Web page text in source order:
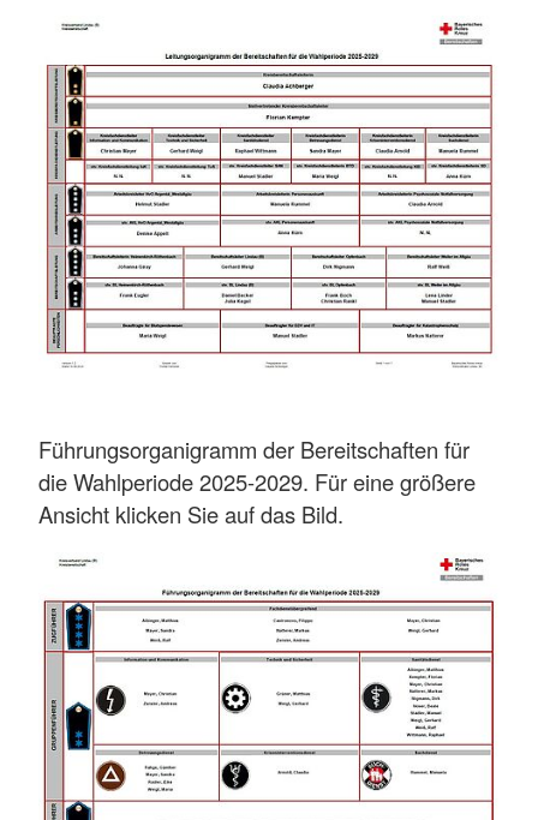
Führungsorganigramm der Bereitschaften für
die Wahlperiode 2025-2029. Für eine größere
Ansicht klicken Sie auf das Bild.